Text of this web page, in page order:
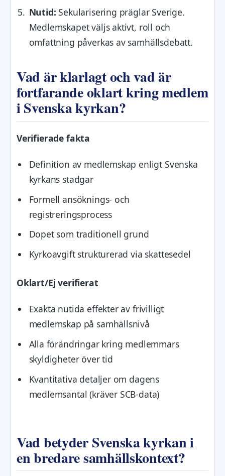
Nutid: Sekularisering präglar Sverige.
Medlemskapet väljs aktivt, roll och
omfattning påverkas av samhällsdebatt.
Vad är klarlagt och vad är
fortfarande oklart kring medlem
i Svenska kyrkan?
Verifierade fakta
Definition av medlemskap enligt Svenska
kyrkans stadgar
Formell ansöknings- och
registreringsprocess
Dopet som traditionell grund
Kyrkoavgift strukturerad via skattesedel
Oklart/Ej verifierat
Exakta nutida effekter av frivilligt
medlemskap på samhällsnivå
Alla förändringar kring medlemmars
skyldigheter över tid
Kvantitativa detaljer om dagens
medlemsantal (kräver SCB-data)
Vad betyder Svenska kyrkan i
en bredare samhällskontext?